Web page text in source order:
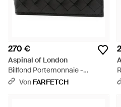
270 €
Aspinal of London
Billfond Portemonnaie -
Schwarz
Von FARFETCH
-